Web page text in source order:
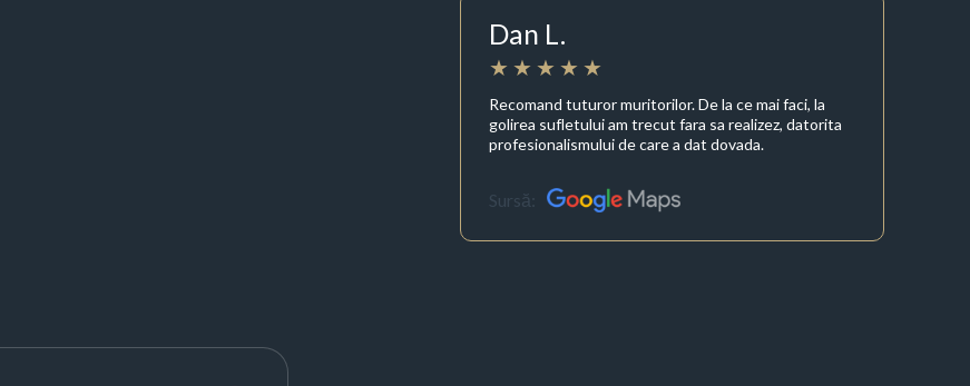
Dan L.
Recomand tuturor muritorilor. De la ce mai faci, la
golirea sufletului am trecut fara sa realizez, datorita
profesionalismului de care a dat dovada.
Sursă: